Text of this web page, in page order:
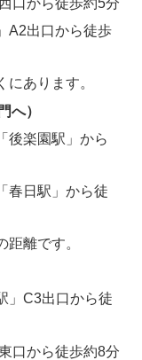
口から徒歩約5分
A2出口から徒歩
あります。
へ）
後楽園駅」から
春日駅」から徒
離です。
」C3出口から徒
口から徒歩約8分